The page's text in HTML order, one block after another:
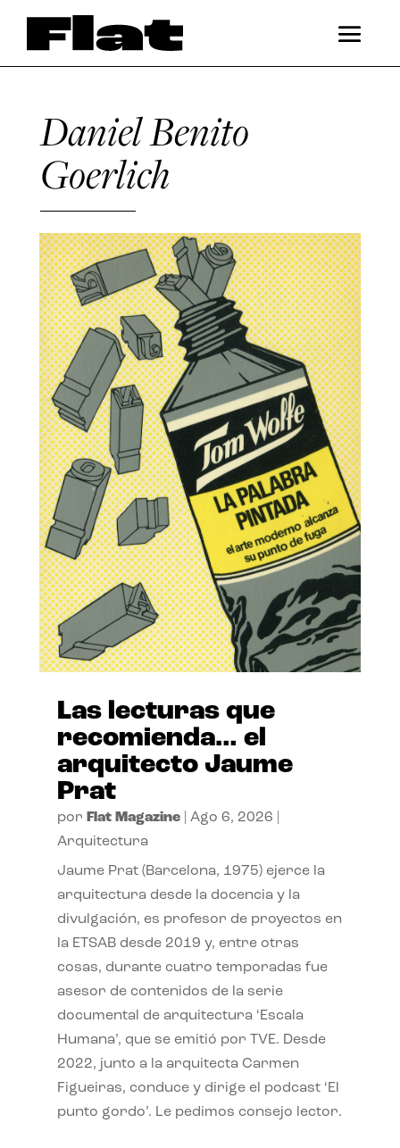
Daniel Benito
Goerlich
Las lecturas que
recomienda… el
arquitecto Jaume
Prat
por Flat Magazine| Ago 6, 2026
Arquitectura
Jaume Prat (Barcelona, 1975) ejerce la
arquitectura desde la docencia y la
divulgación, es profesor de proyectos en
la ETSAB desde 2019 y, entre otras
cosas, durante cuatro temporadas fue
asesor de contenidos de la serie
documental de arquitectura ‘Escala
Humana’, que se emitió por TVE. Desde
2022, junto a la arquitecta Carmen
Figueiras, conduce y dirige el podcast ‘El
punto gordo’. Le pedimos consejo lector.